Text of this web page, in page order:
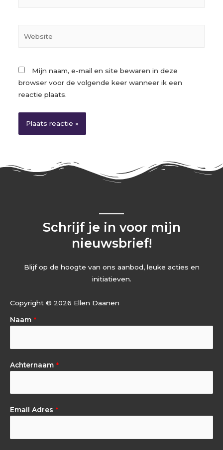
Mijn naam, e-mail en site bewaren in deze
browser voor de volgende keer wanneer ik een
reactie plaats.
Schrijf je in voor mijn
nieuwsbrief!
Blijf op de hoogte van ons aanbod, leuke acties en
initiatieven.
Copyright © 2026 Ellen Daanen
Naam *
Achternaam *
Email Adres *